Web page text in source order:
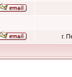
г.